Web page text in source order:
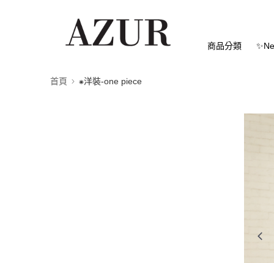
商品分類
首頁 ⁕洋裝-one piece